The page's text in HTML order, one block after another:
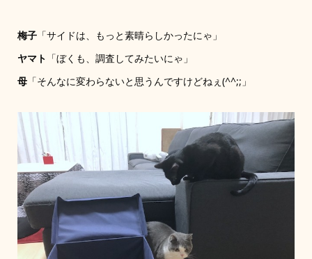
梅子「サイドは、もっと素晴らしかったにゃ」
ヤマト 「ぼくも、調査してみたいにゃ」
母「そんなに変わらないと思うんですけどねぇ(^^;;」